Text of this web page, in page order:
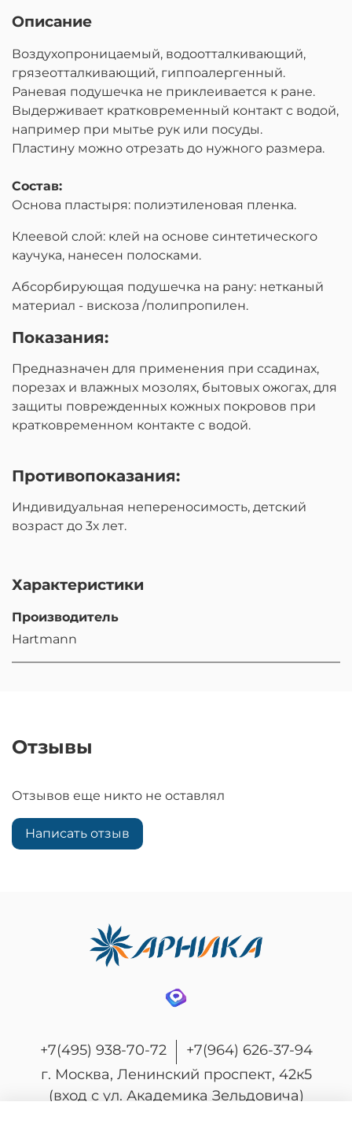
Описание
Воздухопроницаемый, водоотталкивающий,
грязеотталкивающий, гиппоалергенный.
Раневая подушечка не приклеивается к ране.
Выдерживает кратковременный контакт с водой,
например при мытье рук или посуды.
Пластину можно отрезать до нужного размера.
Состав:
Основа пластыря: полиэтиленовая пленка.
Клеевой слой: клей на основе синтетического
каучука, нанесен полосками.
Абсорбирующая подушечка на рану: нетканый
материал - вискоза /полипропилен.
Показания:
Предназначен для применения при ссадинах,
порезах и влажных мозолях, бытовых ожогах, для
защиты поврежденных кожных покровов при
кратковременном контакте с водой.
Противопоказания:
Индивидуальная непереносимость, детский
возраст до 3х лет.
Характеристики
Производитель
Hartmann
Отзывы
Отзывов еще никто не оставлял
Написать отзыв
+7(495) 938-70-72
+7(964) 626-37-94
г. Москва, Ленинский проспект, 42к5
(вход с ул. Академика Зельдовича)